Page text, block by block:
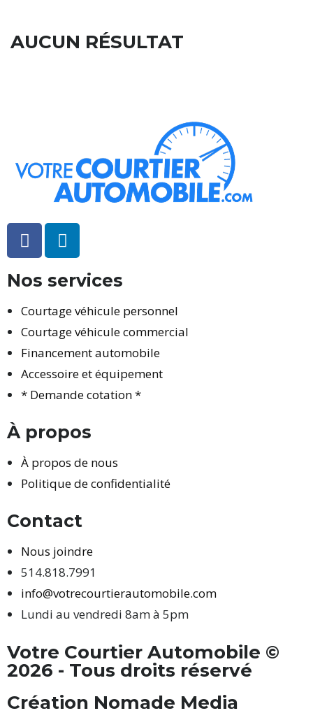
AUCUN RÉSULTAT
Nos services
Courtage véhicule personnel
Courtage véhicule commercial
Financement automobile
Accessoire et équipement
* Demande cotation *
À propos
À propos de nous
Politique de confidentialité
Contact
Nous joindre
514.818.7991
info@votrecourtierautomobile.com
Lundi au vendredi 8am à 5pm
Votre Courtier Automobile ©
2026 - Tous droits réservé
Création Nomade Media